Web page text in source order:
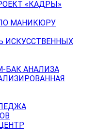
«КАДРЫ»
МАНИКЮРУ
ИСКУССТВЕННЫХ
БАК АНАЛИЗА